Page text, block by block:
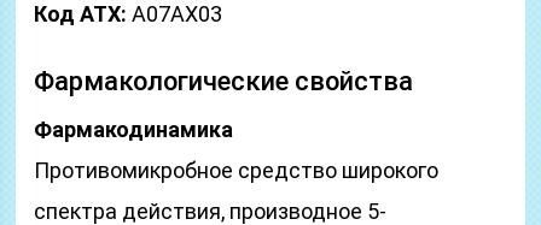
Код ATX: А07АХ03
Фармакологические свойства
Фармакодинамика
Противомикробное средство широкого
спектра действия, производное 5-